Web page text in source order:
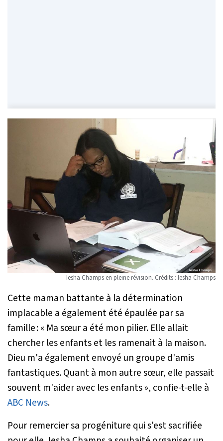
Iesha Champs en pleine révision. Crédits : Iesha Champs
Cette maman battante à la détermination
implacable a également été épaulée par sa
famille :« Ma sœur a été mon pilier. Elle allait
chercher les enfants et les ramenait à la maison.
Dieu m'a également envoyé un groupe d'amis
fantastiques. Quant à mon autre sœur, elle passait
souvent m'aider avec les enfants », confie-t-elle à
ABC News.
Pour remercier sa progéniture qui s'est sacrifiée